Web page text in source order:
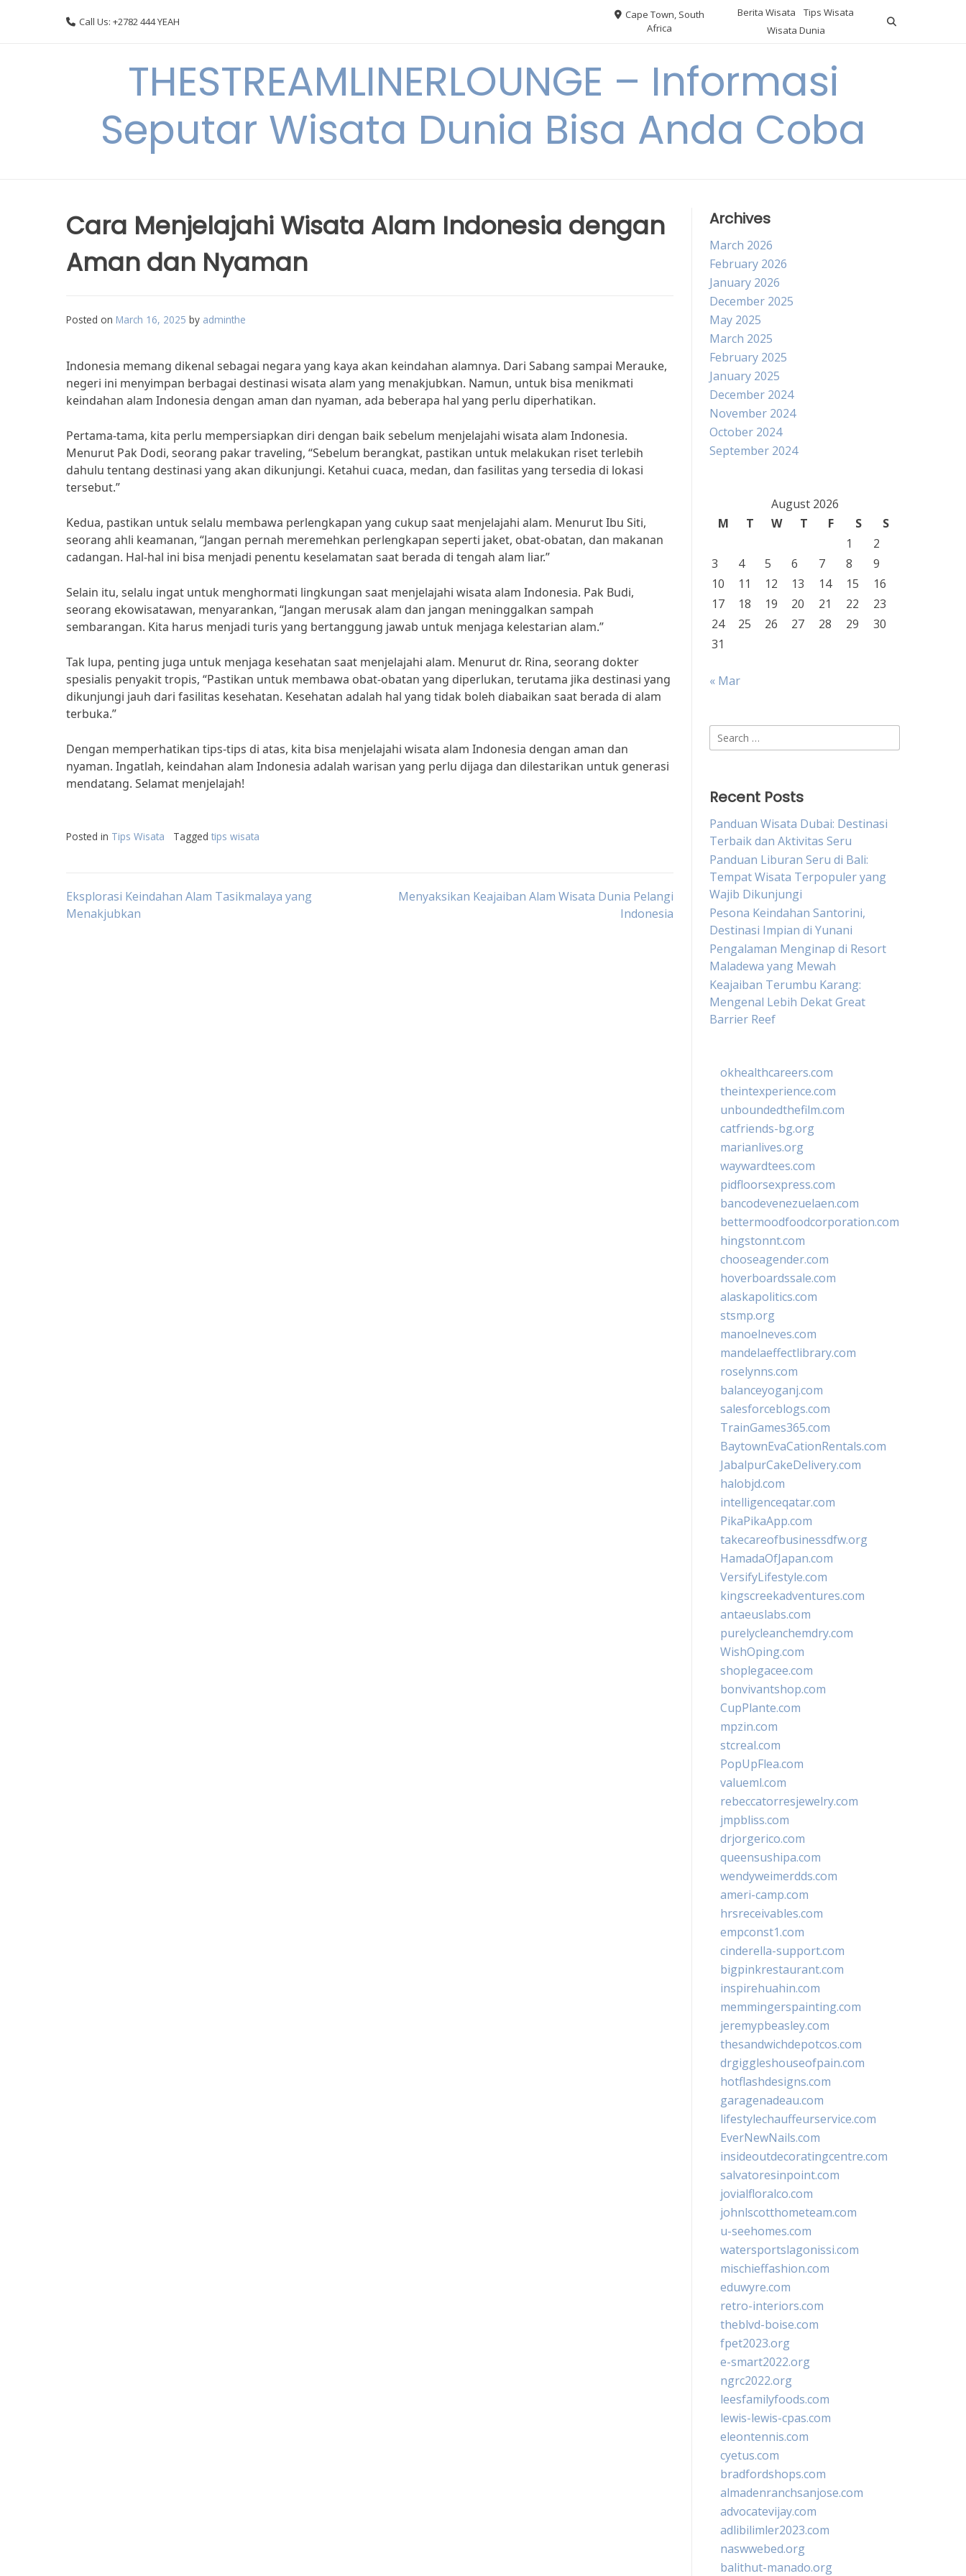
Call Us: +2782 444 YEAH
Cape Town, South
Africa
Berita Wisata
Tips Wisata
Wisata Dunia
THESTREAMLINERLOUNGE – Informasi
Seputar Wisata Dunia Bisa Anda Coba
Cara Menjelajahi Wisata Alam Indonesia dengan
Aman dan Nyaman
Posted on March 16, 2025 by adminthe
Indonesia memang dikenal sebagai negara yang kaya akan keindahan alamnya. Dari Sabang sampai Merauke,
negeri ini menyimpan berbagai destinasi wisata alam yang menakjubkan. Namun, untuk bisa menikmati
keindahan alam Indonesia dengan aman dan nyaman, ada beberapa hal yang perlu diperhatikan.
Pertama-tama, kita perlu mempersiapkan diri dengan baik sebelum menjelajahi wisata alam Indonesia.
Menurut Pak Dodi, seorang pakar traveling, “Sebelum berangkat, pastikan untuk melakukan riset terlebih
dahulu tentang destinasi yang akan dikunjungi. Ketahui cuaca, medan, dan fasilitas yang tersedia di lokasi
tersebut.”
Kedua, pastikan untuk selalu membawa perlengkapan yang cukup saat menjelajahi alam. Menurut Ibu Siti,
seorang ahli keamanan, “Jangan pernah meremehkan perlengkapan seperti jaket, obat-obatan, dan makanan
cadangan. Hal-hal ini bisa menjadi penentu keselamatan saat berada di tengah alam liar.”
Selain itu, selalu ingat untuk menghormati lingkungan saat menjelajahi wisata alam Indonesia. Pak Budi,
seorang ekowisatawan, menyarankan, “Jangan merusak alam dan jangan meninggalkan sampah
sembarangan. Kita harus menjadi turis yang bertanggung jawab untuk menjaga kelestarian alam.”
Tak lupa, penting juga untuk menjaga kesehatan saat menjelajahi alam. Menurut dr. Rina, seorang dokter
spesialis penyakit tropis, “Pastikan untuk membawa obat-obatan yang diperlukan, terutama jika destinasi yang
dikunjungi jauh dari fasilitas kesehatan. Kesehatan adalah hal yang tidak boleh diabaikan saat berada di alam
terbuka.”
Dengan memperhatikan tips-tips di atas, kita bisa menjelajahi wisata alam Indonesia dengan aman dan
nyaman. Ingatlah, keindahan alam Indonesia adalah warisan yang perlu dijaga dan dilestarikan untuk generasi
mendatang. Selamat menjelajah!
Posted in Tips Wisata Tagged tips wisata
Post
Eksplorasi Keindahan Alam Tasikmalaya yang
Menakjubkan
Menyaksikan Keajaiban Alam Wisata Dunia Pelangi
Indonesia
Archives
March 2026
February 2026
January 2026
December 2025
May 2025
March 2025
February 2025
January 2025
December 2024
November 2024
October 2024
September 2024
August 2026
M
T W T F S
S
1
2
3
4 5 6 7 8
9
10
11 12 13 14 15
16
17
18 19 20 21 22
23
24
25 26 27 28 29
30
31
« Mar
Search
for:
Recent Posts
Panduan Wisata Dubai: Destinasi
Terbaik dan Aktivitas Seru
Panduan Liburan Seru di Bali:
Tempat Wisata Terpopuler yang
Wajib Dikunjungi
Pesona Keindahan Santorini,
Destinasi Impian di Yunani
Pengalaman Menginap di Resort
Maladewa yang Mewah
Keajaiban Terumbu Karang:
Mengenal Lebih Dekat Great
Barrier Reef
okhealthcareers.com
theintexperience.com
unboundedthefilm.com
catfriends-bg.org
marianlives.org
waywardtees.com
pidfloorsexpress.com
bancodevenezuelaen.com
bettermoodfoodcorporation.com
hingstonnt.com
chooseagender.com
hoverboardssale.com
alaskapolitics.com
stsmp.org
manoelneves.com
mandelaeffectlibrary.com
roselynns.com
balanceyoganj.com
salesforceblogs.com
TrainGames365.com
BaytownEvaCationRentals.com
JabalpurCakeDelivery.com
halobjd.com
intelligenceqatar.com
PikaPikaApp.com
takecareofbusinessdfw.org
HamadaOfJapan.com
VersifyLifestyle.com
kingscreekadventures.com
antaeuslabs.com
purelycleanchemdry.com
WishOping.com
shoplegacee.com
bonvivantshop.com
CupPlante.com
mpzin.com
stcreal.com
PopUpFlea.com
valueml.com
rebeccatorresjewelry.com
jmpbliss.com
drjorgerico.com
queensushipa.com
wendyweimerdds.com
ameri-camp.com
hrsreceivables.com
empconst1.com
cinderella-support.com
bigpinkrestaurant.com
inspirehuahin.com
memmingerspainting.com
jeremypbeasley.com
thesandwichdepotcos.com
drgiggleshouseofpain.com
hotflashdesigns.com
garagenadeau.com
lifestylechauffeurservice.com
EverNewNails.com
insideoutdecoratingcentre.com
salvatoresinpoint.com
jovialfloralco.com
johnlscotthometeam.com
u-seehomes.com
watersportslagonissi.com
mischieffashion.com
eduwyre.com
retro-interiors.com
theblvd-boise.com
fpet2023.org
e-smart2022.org
ngrc2022.org
leesfamilyfoods.com
lewis-lewis-cpas.com
eleontennis.com
cyetus.com
bradfordshops.com
almadenranchsanjose.com
advocatevijay.com
adlibilimler2023.com
naswwebed.org
balithut-manado.org